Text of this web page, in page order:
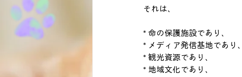
それは、
* 命の保護施設であり、
* メディア発信基地であり、
* 観光資源であり、
* 地域文化であり、